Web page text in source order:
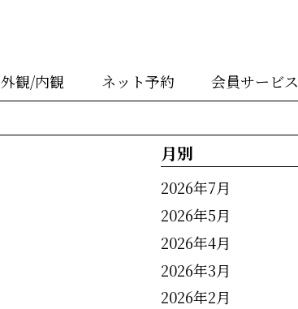
外観/内観 ネット予約 会員サービス
月別
2026年7月
2026年5月
2026年4月
2026年3月
2026年2月